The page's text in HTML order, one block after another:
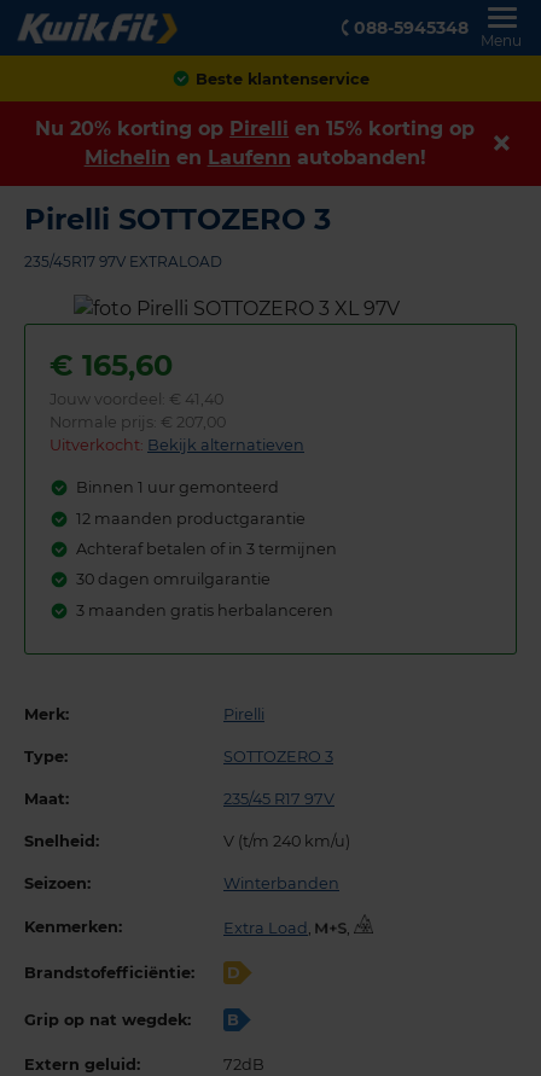
088-5945348
Menu
Achteraf betalen
Nu 20% korting op Pirelli en 15% korting op
Michelin en Laufenn autobanden!
Pirelli SOTTOZERO 3
235/45R17 97V EXTRALOAD
€ 165,60
Jouw voordeel: € 41,40
Normale prijs: € 207,00
Uitverkocht: Bekijk alternatieven
Binnen 1 uur gemonteerd
12 maanden productgarantie
Achteraf betalen of in 3 termijnen
30 dagen omruilgarantie
3 maanden gratis herbalanceren
Merk: Pirelli
Type: SOTTOZERO 3
Maat: 235/45 R17 97V
Snelheid: V (t/m 240 km/u)
Seizoen: Winterbanden
Kenmerken: Extra Load , ,
Brandstofefficiëntie: D
Grip op nat wegdek: B
Extern geluid: 72dB